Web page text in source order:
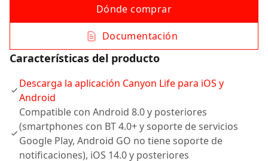
Dónde comprar
Documentación
Características del producto
Descarga la aplicación Canyon Life para iOS y
Android
Compatible con Android 8.0 y posteriores
(smartphones con BT 4.0+ y soporte de servicios
Google Play, Android GO no tiene soporte de
notificaciones), iOS 14.0 y posteriores